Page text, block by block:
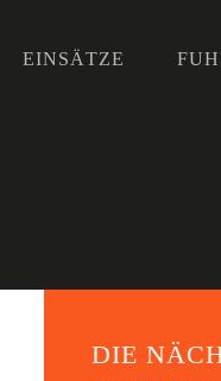
EINSÄTZE
DIE